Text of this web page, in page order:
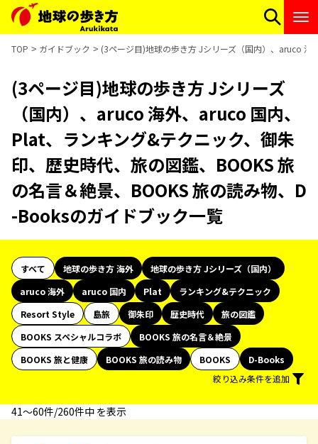
TOP ガイドブック (3ページ目)地球の歩き方 Jシリーズ（国内）、aruco
(3ページ目)地球の歩き方 Jシリーズ
（国内）、aruco 海外、aruco 国内、
Plat、ランキング&テクニック、御朱
印、歴史時代、旅の図鑑、BOOKS 旅
の名言＆絶景、BOOKS 旅の読み物、D
-Booksのガイドブック一覧
すべて 地球の歩き方 海外
地球の歩き方 Jシリーズ（国内）
aruco 海外
aruco 国内 Plat
ランキング&テクニック
Resort Style
島旅 御朱印 歴史時代
旅の図鑑
BOOKS スペシャルコラボ
BOOKS 旅の名言＆絶景
BOOKS 旅と健康
BOOKS 旅の読み物 BOOKS
D-Books
絞り込み条件を追加
41〜60件/260件中 を表示